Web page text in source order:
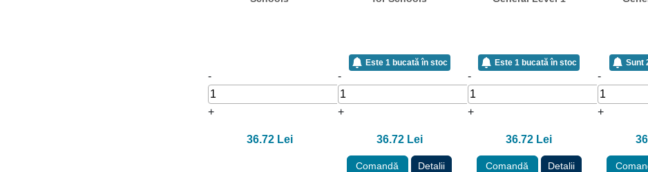
-
+
36.72 Lei
Este 1 bucată în stoc
-
+
36.72 Lei
Comandă Detalii
Este 1 bucată în stoc
-
+
36.72 Lei
Comandă Detalii
Sunt
-
+